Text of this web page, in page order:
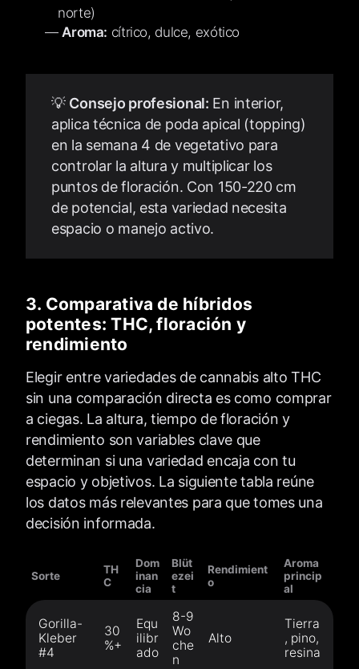
norte)
Aroma: cítrico, dulce, exótico
💡 Consejo profesional: En interior,
aplica técnica de poda apical (topping)
en la semana 4 de vegetativo para
controlar la altura y multiplicar los
puntos de floración. Con 150-220 cm
de potencial, esta variedad necesita
espacio o manejo activo.
3. Comparativa de híbridos
potentes: THC, floración y
rendimiento
Elegir entre variedades de cannabis alto THC
sin una comparación directa es como comprar
a ciegas. La altura, tiempo de floración y
rendimiento son variables clave que
determinan si una variedad encaja con tu
espacio y objetivos. La siguiente tabla reúne
los datos más relevantes para que tomes una
decisión informada.
Sorte
TH
C
Dom
inan
cia
Blüt
ezei
t
Rendimient
o
Aroma
princip
al
Gorilla-
Kleber
#4
30
%+
Equ
ilibr
ado
8-9
Wo
che
n
Alto
Tierra
, pino,
resina